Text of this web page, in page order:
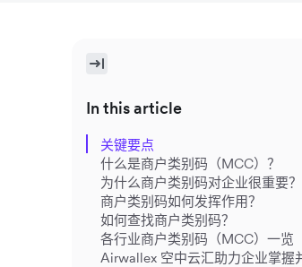
In this article
关键要点
什么是商户类别码（MCC）？
为什么商户类别码对企业很重要？
商户类别码如何发挥作用？
如何查找商户类别码？
各行业商户类别码（MCC）一览
Airwallex 空中云汇助力企业掌握